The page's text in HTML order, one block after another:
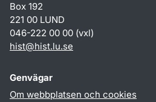
Box 192
221 00 LUND
046-222 00 00 (vxl)
hist@hist.lu.se
Genvägar
Om webbplatsen och cookies